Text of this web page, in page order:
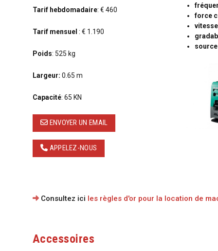
Tarif hebdomadaire: € 460
Tarif mensuel : € 1.190
Poids: 525 kg
Largeur: 0.65 m
Capacité: 65 KN
ENVOYER UN EMAIL
APPELEZ-NOUS
force
Consultez ici les règles d'or pour la location de
Accessoires